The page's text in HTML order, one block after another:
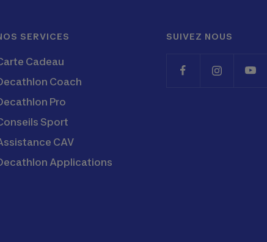
SERVICES
Cadeau
Coach
Pro
Sport
CAV
Applications
SUIVEZ NOUS